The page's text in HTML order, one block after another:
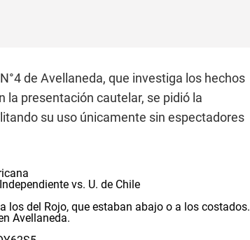
de Avellaneda, que investiga los hechos
la presentación cautelar, se pidió la
su uso únicamente sin espectadores
vs. U. de Chile
del Rojo, que estaban abajo o a los costados.
Avellaneda.